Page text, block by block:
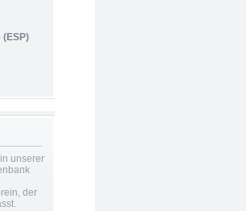
(ESP)
unserer
der